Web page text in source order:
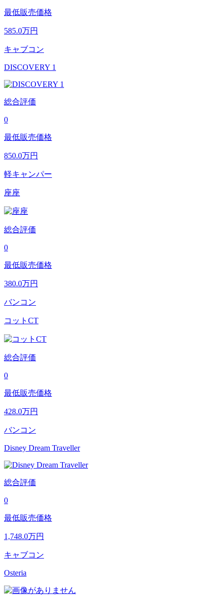
最低販売価格
585.0万円
キャブコン
DISCOVERY 1
総合評価
0
最低販売価格
850.0万円
軽キャンパー
座座
総合評価
0
最低販売価格
380.0万円
バンコン
コットCT
総合評価
0
最低販売価格
428.0万円
バンコン
Disney Dream Traveller
総合評価
0
最低販売価格
1,748.0万円
キャブコン
Osteria